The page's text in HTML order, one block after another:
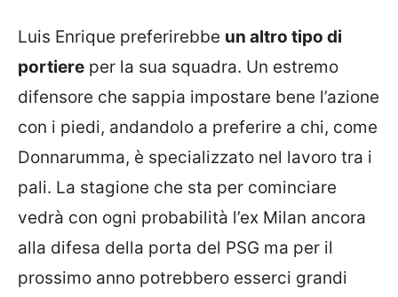
Luis Enrique preferirebbe un altro tipo di
portiere per la sua squadra. Un estremo
difensore che sappia impostare bene l’azione
con i piedi, andandolo a preferire a chi, come
Donnarumma, è specializzato nel lavoro tra i
pali. La stagione che sta per cominciare
vedrà con ogni probabilità l’ex Milan ancora
alla difesa della porta del PSG ma per il
prossimo anno potrebbero esserci grandi